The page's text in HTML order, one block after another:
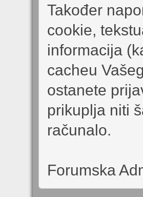
Također
cookie,
informacija
cacheu
ostanete
prikuplja niti
računalo.
Forumska